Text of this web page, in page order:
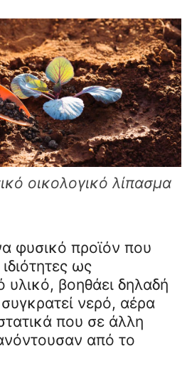
οικολογικό λίπασμα
φυσικό προϊόν που
ιδιότητες ως
υλικό, βοηθάει δηλαδή
νερό, αέρα
που σε άλλη
από το